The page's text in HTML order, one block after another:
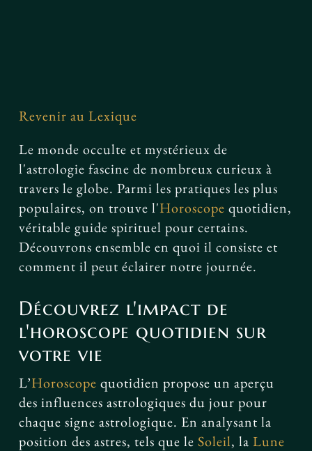
Revenir au Lexique
Le monde occulte et mystérieux de
l'astrologie fascine de nombreux curieux à
travers le globe. Parmi les pratiques les plus
populaires, on trouve l'Horoscope quotidien,
véritable guide spirituel pour certains.
Découvrons ensemble en quoi il consiste et
comment il peut éclairer notre journée.
Découvrez l'impact de
l'horoscope quotidien sur
votre vie
L’Horoscope quotidien propose un aperçu
des influences astrologiques du jour pour
chaque signe astrologique. En analysant la
position des astres, tels que leSoleil, laLune